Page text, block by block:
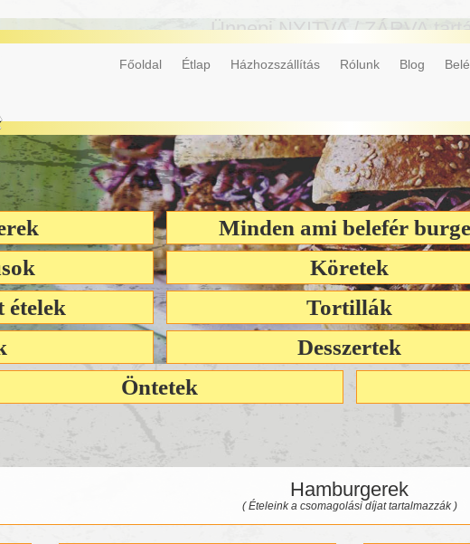
Főoldal Étlap Házhozszállítás Rólunk Blog
Ünnepi NYITVA / ZÁRVA
Online rendelés lehetősége átmenetileg lekapcsolva.
Minden ami belefér
Köretek
ételek
Tortillák
Desszertek
Öntetek
Hamburgerek
( Ételeink a csomagolási díjat tartalmazzák )